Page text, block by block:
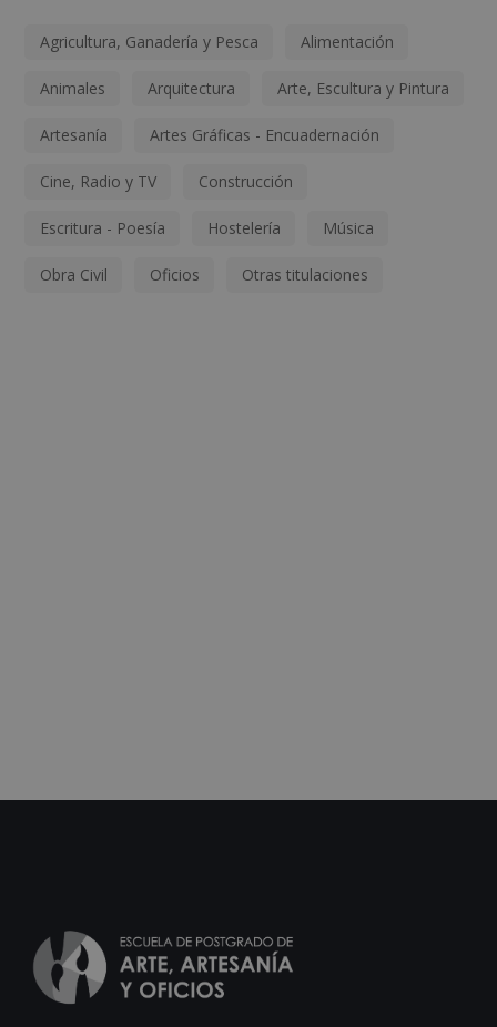
Agricultura, Ganadería y Pesca Alimentación
Animales Arquitectura Arte, Escultura y Pintura
Artesanía Artes Gráficas - Encuadernación
Cine, Radio y TV Construcción
Escritura - Poesía Hostelería Música
Obra Civil Oficios Otras titulaciones